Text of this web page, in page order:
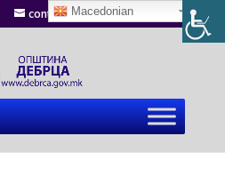
contact@debrca.gov.mk
Macedonian